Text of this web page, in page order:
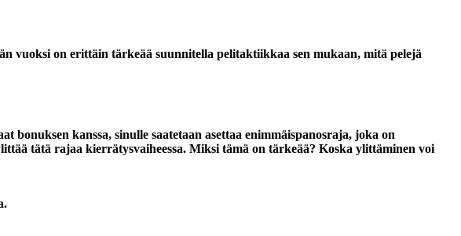
vuoksi on erittäin tärkeää suunnitella pelitaktiikkaa sen mukaan, mitä pelejä
bonuksen kanssa, sinulle saatetaan asettaa enimmäispanosraja, joka on
tätä rajaa kierrätysvaiheessa. Miksi tämä on tärkeää? Koska ylittäminen voi